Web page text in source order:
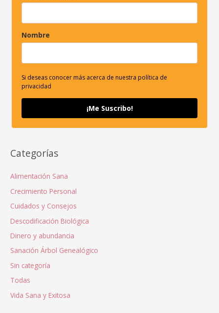
Nombre
Si deseas conocer más acerca de nuestra política de
privacidad
¡Me Suscribo!
Categorías
Alimentación Sana
Crecimiento Personal
Cuidados y Consejos
Descodificación Biológica
Dinero y abundancia
Sanación Árbol Genealógico
Sin categoría
Todas
Vida Sana y Exitosa